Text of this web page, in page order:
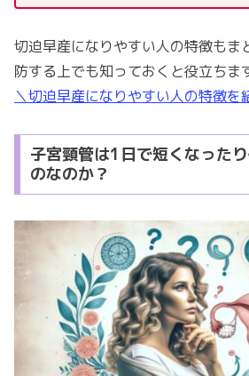
切迫早産になりやすい人の特徴もま
防する上でも知っておくと役立ちま
＼切迫早産になりやすい人の特徴を
子宮頸管は1日で短くなった
のなのか？